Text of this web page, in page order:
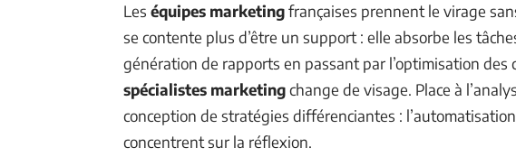
Les équipes marketingfrançaises prennent le virage
se contente plus d’être un support : elle absorbe les
génération de rapports en passant par l’optimisation des
spécialistes marketingchange de visage. Place à
conception de stratégies différenciantes :
concentrent sur la réflexion.